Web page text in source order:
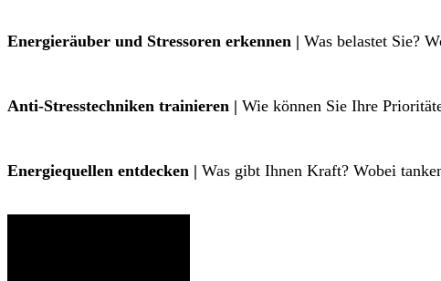
Energieräuber und Stressoren erkennen | Was belastet Sie?
Anti-Stresstechniken trainieren | Wie können Sie Ihre
Energiequellen entdecken | Was gibt Ihnen Kraft? Wobei